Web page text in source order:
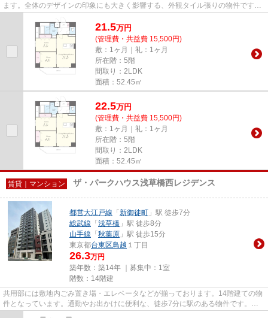
ます。全体のデザインの印象にも大きく影響する、外観タイル張りの物件です。
21.5万円
(管理費・共益費 15,500円)
敷：1ヶ月｜礼：1ヶ月
所在階：5階
間取り：2LDK
面積：52.45㎡
22.5万円
(管理費・共益費 15,500円)
敷：1ヶ月｜礼：1ヶ月
所在階：5階
間取り：2LDK
面積：52.45㎡
賃貸｜マンション ザ・パークハウス浅草橋西レジデンス
都営大江戸線 「 新御徒町 」駅 徒歩7分
総武線 「 浅草橋 」駅 徒歩8分
山手線 「 秋葉原 」駅 徒歩15分
東京都台東区鳥越 １丁目
26.3万円
築年数：築14年 ｜募集中： 1室
階数：14階建
共用部には敷地内ごみ置き場・エレベータなどが揃っております。14階建ての物
件となっています。通勤やお出かけに便利な、徒歩7分に駅のある物件です。造